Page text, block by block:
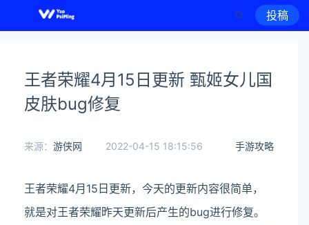
投稿
王者荣耀4月15日更新 甄姬女儿国
皮肤bug修复
手游攻略
来源： 游侠网 2022-04-15 18:15:56
王者荣耀4月15日更新，今天的更新内容很简单，
就是对王者荣耀昨天更新后产生的bug进行修复。